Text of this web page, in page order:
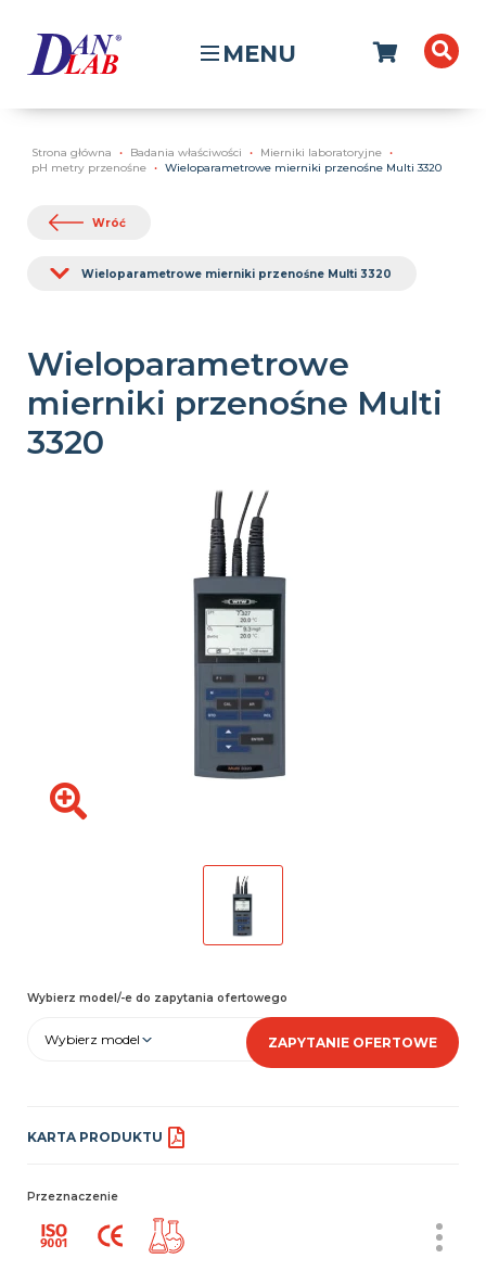
MENU
Strona główna Badania właściwości
Mierniki laboratoryjne
pH metry przenośne
Wieloparametrowe mierniki przenośne Multi 3320
Wróć
Wieloparametrowe mierniki przenośne Multi 3320
Wieloparametrowe
mierniki przenośne Multi
3320
Wybierz model/-e do zapytania ofertowego
Wybierz model ZAPYTANIE OFERTOWE
KARTA PRODUKTU
Przeznaczenie